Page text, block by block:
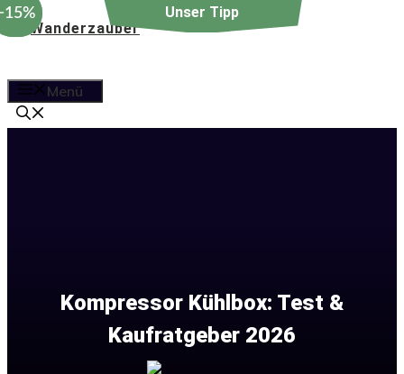
Zum
Menü
Kompressor Kühlbox: Test &
Kaufratgeber 2026